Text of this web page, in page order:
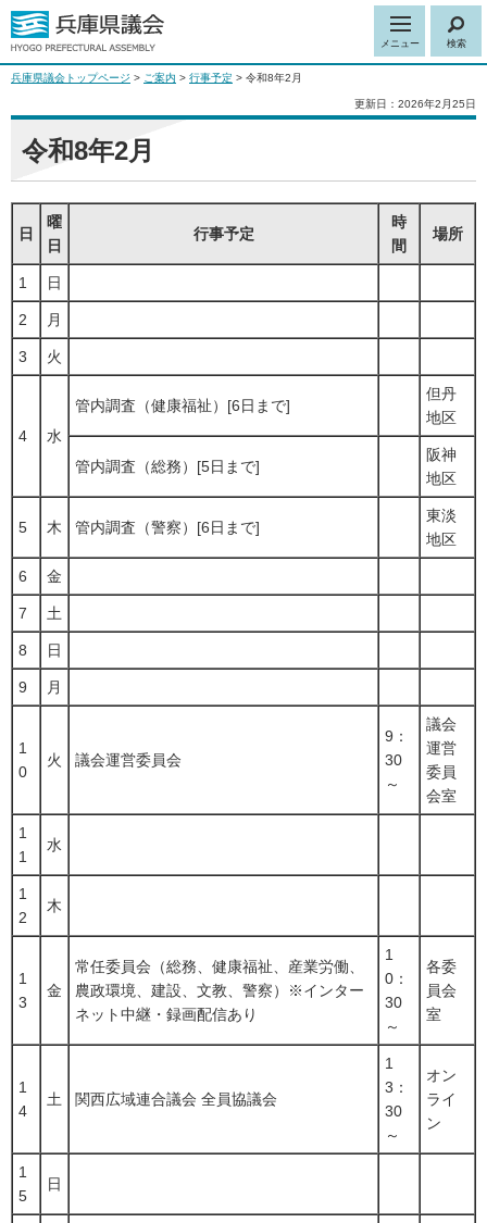
メニュー 検索
兵庫県議会トップページ > ご案内 > 行事予定 > 令和8年2月
更新日：2026年2月25日
令和8年2月
日
曜
日
行事予定
時
間
場所
1 日
2 月
3 火
4 水
管内調査（健康福祉）[6日まで]
但丹
地区
管内調査（総務）[5日まで]
阪神
地区
5 木 管内調査（警察）[6日まで]
東淡
地区
6 金
7 土
8 日
9 月
1
0
火 議会運営委員会
9：
30
～
議会
運営
委員
会室
1
1
水
1
2
木
1
3
金
常任委員会（総務、健康福祉、産業労働、
農政環境、建設、文教、警察）※インター
ネット中継・録画配信あり
1
0：
30
～
各委
員会
室
1
4
土 関西広域連合議会 全員協議会
1
3：
30
～
オン
ライ
ン
1
5
日